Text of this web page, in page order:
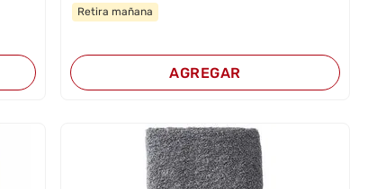
Retira mañana
AGREGAR